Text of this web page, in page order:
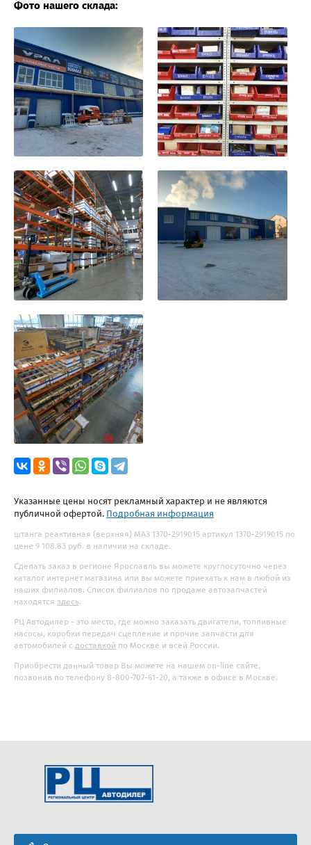
Фото нашего склада:
Указанные цены носят рекламный характер и не являются
публичной офертой. Подробная информация
штанга реактивная (верхняя) МАЗ 1370-2919015 артикул 1370-2919015 по
цене 9 108.83 руб. в наличии на складе.
Сделать заказ в регионе Ярославль вы можете круглосуточно через
каталог интернет магазина или вы можете приехать к нам в любой из
наших филиалов. Список филиалов по продаже автозапчастей
находятся здесь.
РЦ Автодилер - это место, где можно заказать двигатели, топливные
насосы, коробки передач сцепление и прочие запчасти для
автомобилей с доставкой по Москве и всей России.
Приобрести данный товар Вы можете на нашем on-line сайте,
позвонив по телефону 8-800-707-61-20, а также в офисе в Москве.